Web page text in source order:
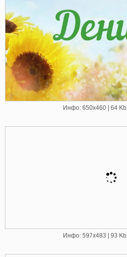
Инфо: 650х460 | 64 Kb
Инфо: 597х483 | 93 Kb